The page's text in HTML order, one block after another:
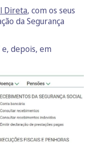
Direta, com os seus
da Segurança
e, depois, em